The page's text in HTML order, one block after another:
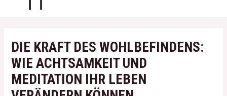
DIE KRAFT DES WOHLBEFINDENS:
WIE ACHTSAMKEIT UND
MEDITATION IHR LEBEN